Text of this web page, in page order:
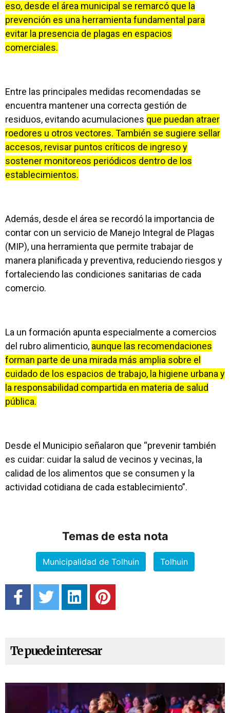
eso, desde el área municipal se remarcó que la
prevención es una herramienta fundamental para
evitar la presencia de plagas en espacios
comerciales.
Entre las principales medidas recomendadas se
encuentra mantener una correcta gestión de
residuos, evitando acumulaciones que puedan atraer
roedores u otros vectores. También se sugiere sellar
accesos, revisar puntos críticos de ingreso y
sostener monitoreos periódicos dentro de los
establecimientos.
Además, desde el área se recordó la importancia de
contar con un servicio de Manejo Integral de Plagas
(MIP), una herramienta que permite trabajar de
manera planificada y preventiva, reduciendo riesgos y
fortaleciendo las condiciones sanitarias de cada
comercio.
La un formación apunta especialmente a comercios
del rubro alimenticio, aunque las recomendaciones
forman parte de una mirada más amplia sobre el
cuidado de los espacios de trabajo, la higiene urbana y
la responsabilidad compartida en materia de salud
pública.
Desde el Municipio señalaron que “prevenir también
es cuidar: cuidar la salud de vecinos y vecinas, la
calidad de los alimentos que se consumen y la
actividad cotidiana de cada establecimiento”.
Temas de esta nota
Municipalidad de Tolhuin Tolhuin
Te puede interesar